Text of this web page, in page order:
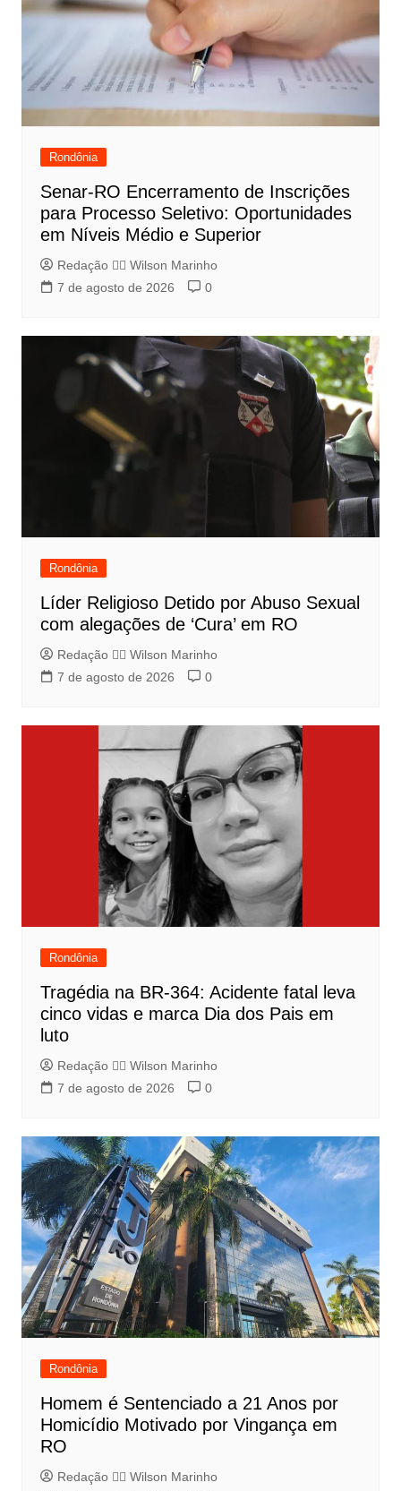
Rondônia
Senar-RO Encerramento de Inscrições
para Processo Seletivo: Oportunidades
em Níveis Médio e Superior
Redação 👨‍⚖️​ Wilson Marinho
7 de agosto de 2026
0
Rondônia
Líder Religioso Detido por Abuso Sexual
com alegações de ‘Cura’ em RO
Redação 👨‍⚖️​ Wilson Marinho
7 de agosto de 2026
0
Rondônia
Tragédia na BR-364: Acidente fatal leva
cinco vidas e marca Dia dos Pais em
luto
Redação 👨‍⚖️​ Wilson Marinho
7 de agosto de 2026
0
Rondônia
Homem é Sentenciado a 21 Anos por
Homicídio Motivado por Vingança em
RO
Redação 👨‍⚖️​ Wilson Marinho